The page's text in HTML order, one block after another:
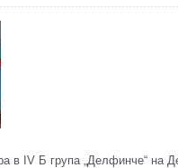
в IV Б група „Делфинче“ на